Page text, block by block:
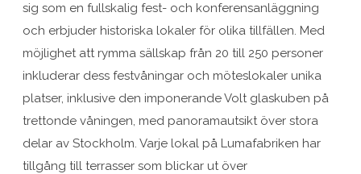
sig som en fullskalig fest- och konferensanläggning
och erbjuder historiska lokaler för olika tillfällen. Med
möjlighet att rymma sällskap från 20 till 250 personer
inkluderar dess festvåningar och möteslokaler unika
platser, inklusive den imponerande Volt glaskuben på
trettonde våningen, med panoramautsikt över stora
delar av Stockholm. Varje lokal på Lumafabriken har
tillgång till terrasser som blickar ut över